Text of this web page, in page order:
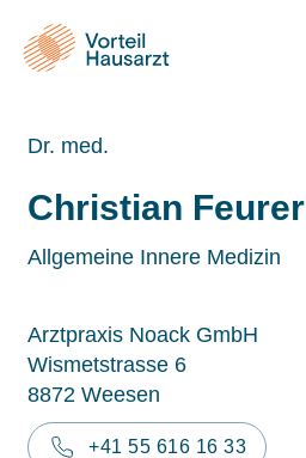
Dr. med.
Christian Feurer
Allgemeine Innere Medizin
Arztpraxis Noack GmbH
Wismetstrasse 6
8872 Weesen
+41 55 616 16 33